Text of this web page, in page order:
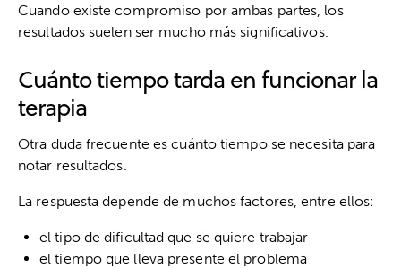
Cuando existe compromiso por ambas partes, los
resultados suelen ser mucho más significativos.
Cuánto tiempo tarda en funcionar la
terapia
Otra duda frecuente es cuánto tiempo se necesita para
notar resultados.
La respuesta depende de muchos factores, entre ellos:
el tipo de dificultad que se quiere trabajar
el tiempo que lleva presente el problema